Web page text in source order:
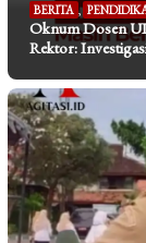
BERITA ,
Oknum Dosen
Rektor: